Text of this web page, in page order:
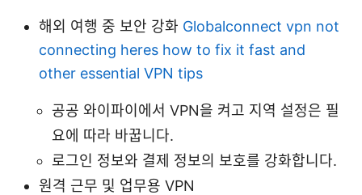
해외 여행 중 보안 강화 Globalconnect vpn not
connecting heres how to fix it fast and
other essential VPN tips
공공 와이파이에서 VPN을 켜고 지역 설정은 필
요에 따라 바꿉니다.
로그인 정보와 결제 정보의 보호를 강화합니다.
원격 근무 및 업무용 VPN